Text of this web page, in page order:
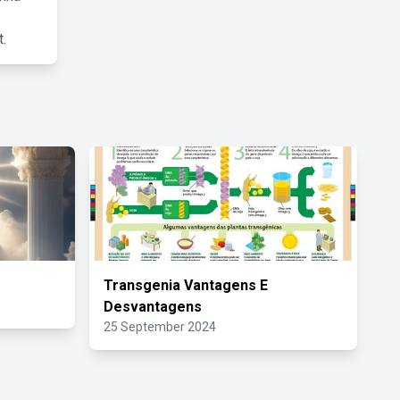
Transgenia Vantagens E
Desvantagens
25 September 2024